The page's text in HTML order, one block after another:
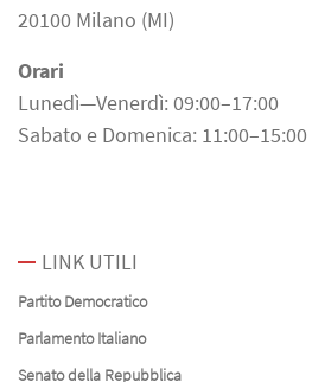
20100 Milano (MI)
Orari
Lunedì—Venerdì: 09:00–17:00
Sabato e Domenica: 11:00–15:00
LINK UTILI
Partito Democratico
Parlamento Italiano
Senato della Repubblica